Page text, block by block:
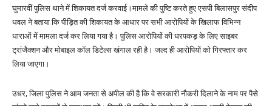
घुमारवीं पुलिस थाने में शिकायत दर्ज करवाई।मामले की पुष्टि करते हुए एसपी बिलासपुर संदीप
धवल ने बताया कि पीड़ित की शिकायत के आधार पर सभी आरोपियों के खिलाफ विभिन्न
धाराओं में मामला दर्ज कर लिया गया है। पुलिस आरोपियों की धरपकड़ के लिए साइबर
ट्रांजैक्शन और मोबाइल कॉल डिटेल्स खंगाल रही है। जल्द ही आरोपियों को गिरफ्तार कर
लिया जाएगा।
उधर, जिला पुलिस ने आम जनता से अपील की है कि वे सरकारी नौकरी दिलाने के नाम पर पैसे